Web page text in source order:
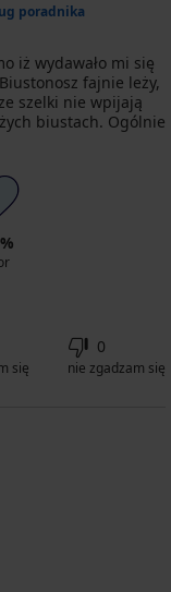
poradnika
iż wydawało mi się
fajnie leży,
szelki nie wpijają
biustach. Ogólnie
się
0
nie zgadzam się